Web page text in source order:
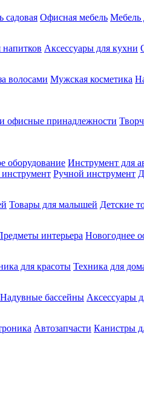
садовая Офисная мебель Мебель
напитков Аксессуары для кухни
волосами Мужская косметика
офисные принадлежности
оборудование Инструмент для
Ручной инструмент
Товары для малышей Детские
интерьера Новогоднее
для красоты Техника для
Надувные бассейны Аксессуары
Автозапчасти Канистры